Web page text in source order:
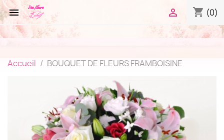
 shopping_cart (0)

Accueil BOUQUET DE FLEURS FRAMBOISINE